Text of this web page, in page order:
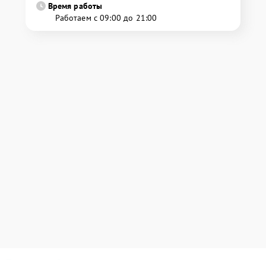
Время работы
Работаем с 09:00 до 21:00